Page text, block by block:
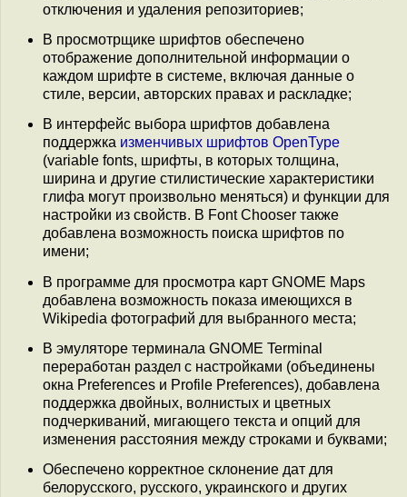
отключения и удаления репозиториев;
В просмотрщике шрифтов обеспечено
отображение дополнительной информации о
каждом шрифте в системе, включая данные о
стиле, версии, авторских правах и раскладке;
В интерфейс выбора шрифтов добавлена
поддержка изменчивых шрифтов OpenType
(variable fonts, шрифты, в которых толщина,
ширина и другие стилистические характеристики
глифа могут произвольно меняться) и функции для
настройки из свойств. В Font Chooser также
добавлена возможность поиска шрифтов по
имени;
В программе для просмотра карт GNOME Maps
добавлена возможность показа имеющихся в
Wikipedia фотографий для выбранного места;
В эмуляторе терминала GNOME Terminal
переработан раздел с настройками (объединены
окна Preferences и Profile Preferences), добавлена
поддержка двойных, волнистых и цветных
подчеркиваний, мигающего текста и опций для
изменения расстояния между строками и буквами;
Обеспечено корректное склонение дат для
белорусского, русского, украинского и других